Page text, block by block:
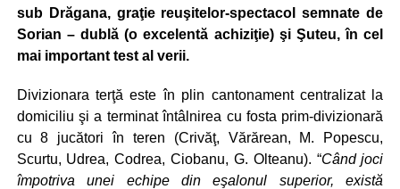
sub Drăgana, graţie reuşitelor-spectacol semnate de
Sorian – dublă (o excelentă achiziţie) şi Şuteu, în cel
mai important test al verii.
Divizionara terţă este în plin cantonament centralizat la
domiciliu şi a terminat întâlnirea cu fosta prim-divizionară
cu 8 jucători în teren (Crivăţ, Vărărean, M. Popescu,
Scurtu, Udrea, Codrea, Ciobanu, G. Olteanu). “Când joci
împotriva unei echipe din eşalonul superior, există